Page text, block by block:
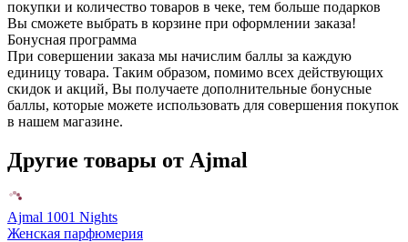
покупки и количество товаров в чеке, тем больше подарков
Вы сможете выбрать в корзине при оформлении заказа!
Бонусная программа
При совершении заказа мы начислим баллы за каждую
единицу товара. Таким образом, помимо всех действующих
скидок и акций, Вы получаете дополнительные бонусные
баллы, которые можете использовать для совершения покупок
в нашем магазине.
Другие товары от Ajmal
Ajmal 1001 Nights
Женская парфюмерия